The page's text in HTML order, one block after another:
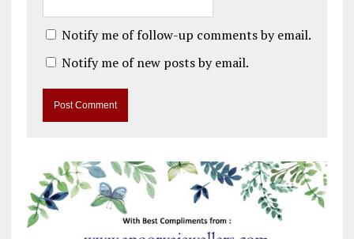
Notify me of follow-up comments by email.
Notify me of new posts by email.
t
e
r